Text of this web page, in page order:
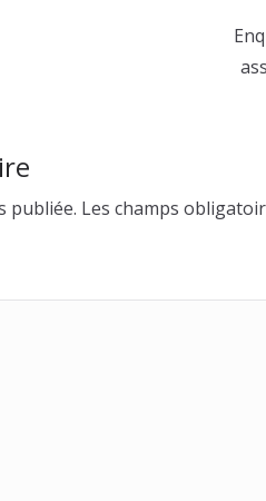
publiée. Les champs